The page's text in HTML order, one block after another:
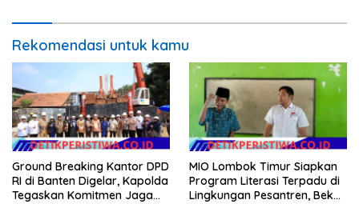
H
Rekomendasi untuk kamu
Ground Breaking Kantor DPD
RI di Banten Digelar, Kapolda
Tegaskan Komitmen Jaga
MIO Lombok Timur Siapkan
Program Literasi Terpadu di
Lingkungan Pesantren, Bekali